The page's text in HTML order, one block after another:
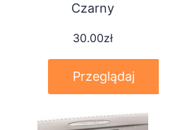
Czarny
30.00zł
Przeglądaj